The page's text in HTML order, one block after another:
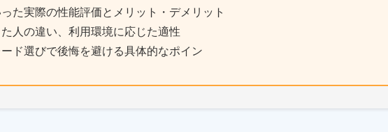
た実際の性能評価とメリット・デメリット
人の違い、利用環境に応じた適性
ド選びで後悔を避ける具体的なポイン